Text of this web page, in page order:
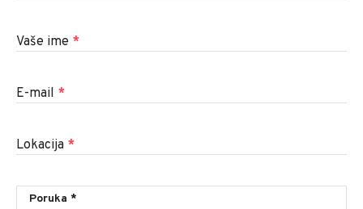
Vaše ime *
E-mail *
Lokacija *